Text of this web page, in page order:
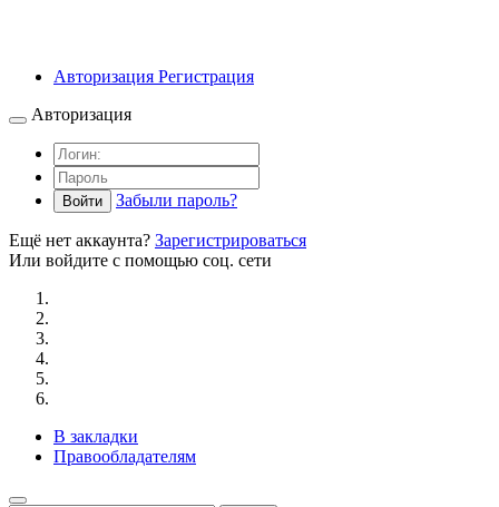
Авторизация Регистрация
Авторизация
Войти Забыли пароль?
Ещё нет аккаунта? Зарегистрироваться
Или войдите с помощью соц. сети
В закладки
Правообладателям